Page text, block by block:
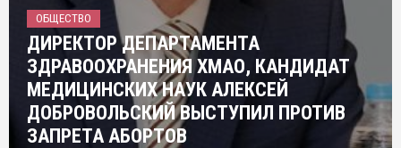
ОБЩЕСТВО
ДИРЕКТОР ДЕПАРТАМЕНТА
ЗДРАВООХРАНЕНИЯ ХМАО, КАНДИДАТ
МЕДИЦИНСКИХ НАУК АЛЕКСЕЙ
ДОБРОВОЛЬСКИЙ ВЫСТУПИЛ ПРОТИВ
ЗАПРЕТА АБОРТОВ